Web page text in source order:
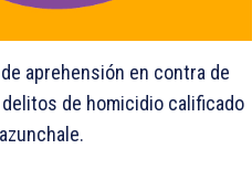
aprehensión en contra de
de homicidio calificado